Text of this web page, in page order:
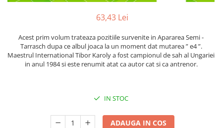
Piese sah electronice
Piese Sah Tematice
Set Sah + Table/backgammon
63,43 Lei
Acest prim volum trateaza pozitiile survenite in Apararea Semi -
Tarrasch dupa ce albul joaca la un moment dat mutarea ” e4 ”.
Maestrul International Tibor Karoly a fost campionul de sah al Ungariei
in anul 1984 si este renumit atat ca autor cat si ca antrenor.
IN STOC
ADAUGA IN COS